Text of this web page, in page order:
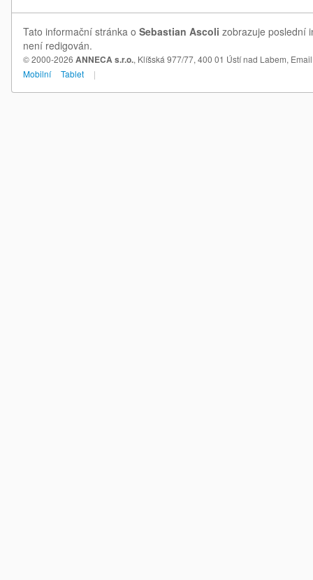
Tato informační stránka o Sebastian Ascoli zobrazuje poslední
není redigován.
© 2000-2026 ANNECA s.r.o., Klíšská 977/77, 400 01 Ústí nad Labem,
Mobilní
Tablet |